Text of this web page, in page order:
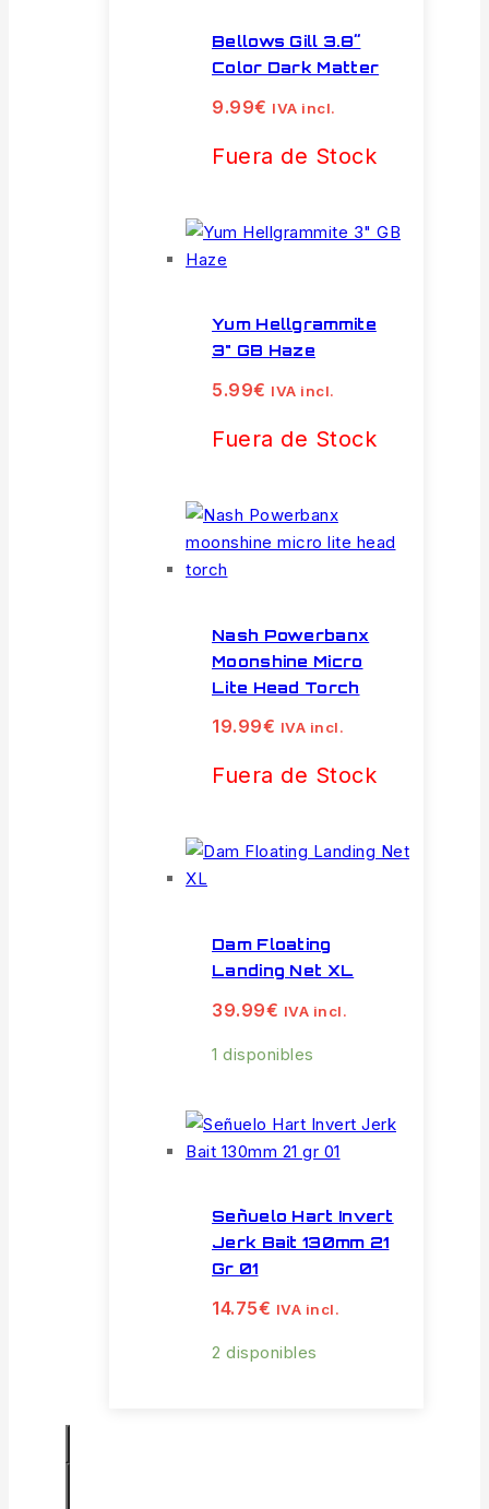
Bellows Gill 3.8´´
Color Dark Matter
9.99€ IVA incl.
Fuera de Stock
Yum Hellgrammite
3" GB Haze
5.99€ IVA incl.
Fuera de Stock
Nash Powerbanx
Moonshine Micro
Lite Head Torch
19.99€ IVA incl.
Fuera de Stock
Dam Floating
Landing Net XL
39.99€ IVA incl.
1 disponibles
Señuelo Hart Invert
Jerk Bait 130mm 21
Gr 01
14.75€ IVA incl.
2 disponibles